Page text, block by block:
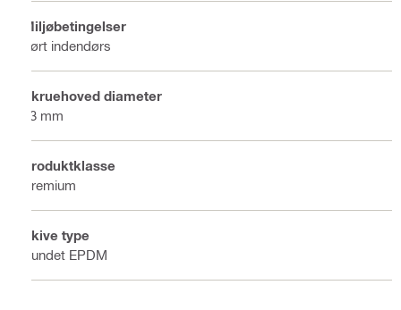
Miljøbetingelser
Tørt indendørs
Skruehoved diameter
13 mm
Produktklasse
Premium
Skive type
Bundet EPDM